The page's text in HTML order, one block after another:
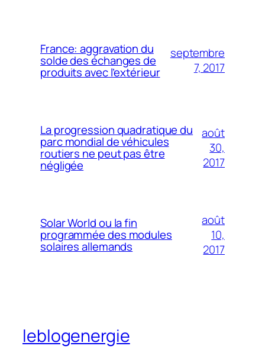
France: aggravation du
solde des échanges de
produits avec l’extérieur
septembre
7, 2017
La progression quadratique du
parc mondial de véhicules
routiers ne peut pas être
négligée
août
30,
2017
Solar World ou la fin
programmée des modules
solaires allemands
août
10,
2017
leblogenergie